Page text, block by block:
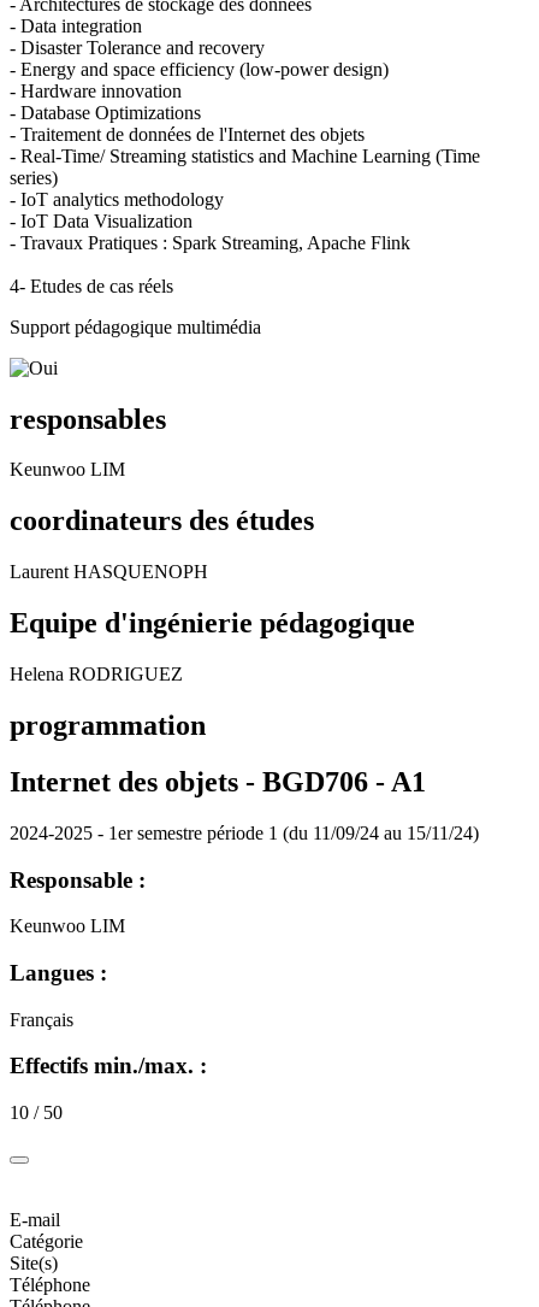
- Data integration
- Disaster Tolerance and recovery
- Energy and space efficiency (low-power design)
- Hardware innovation
- Database Optimizations
- Traitement de données de l'Internet des objets
- Real-Time/ Streaming statistics and Machine Learning (Time
series)
- IoT analytics methodology
- IoT Data Visualization
- Travaux Pratiques : Spark Streaming, Apache Flink
4- Etudes de cas réels
Support pédagogique multimédia
responsables
Keunwoo LIM
coordinateurs des études
Laurent HASQUENOPH
Equipe d'ingénierie pédagogique
Helena RODRIGUEZ
programmation
Internet des objets - BGD706 - A1
2024-2025 - 1er semestre période 1 (du 11/09/24 au 15/11/24)
Responsable :
Keunwoo LIM
Langues :
Français
Effectifs min./max. :
10 / 50
E-mail
Catégorie
Site(s)
Téléphone